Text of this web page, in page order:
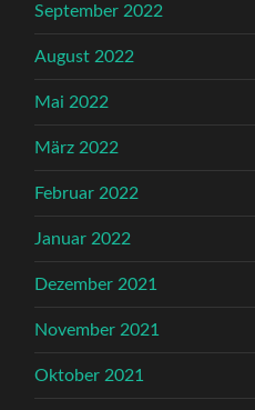
September 2022
August 2022
Mai 2022
März 2022
Februar 2022
Januar 2022
Dezember 2021
November 2021
Oktober 2021